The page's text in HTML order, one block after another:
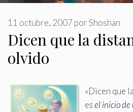
Dicen que la
olvido
11 octubre, 2007 porShoshan
«Dicen que
es el inicio de